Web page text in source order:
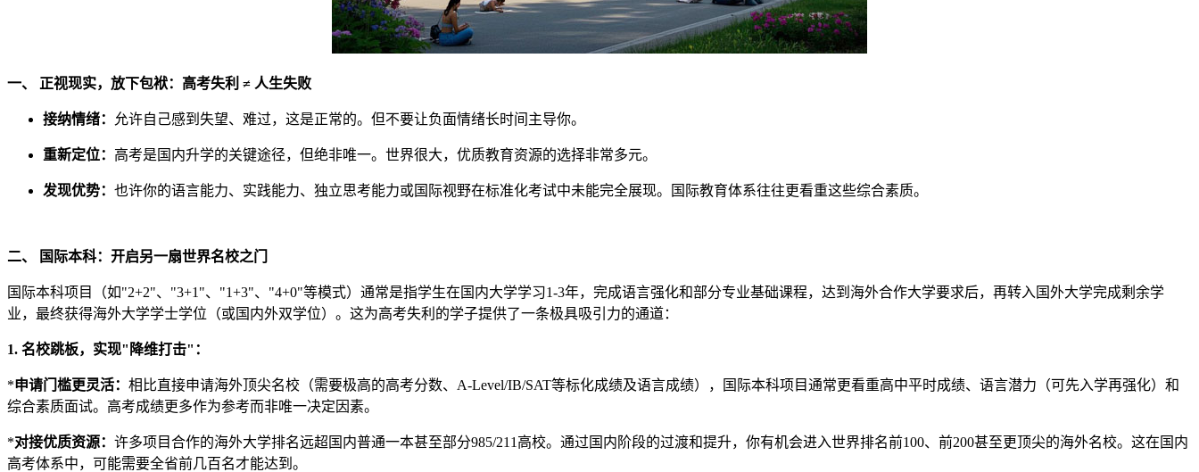
一、 正视现实，放下包袱：高考失利 ≠ 人生失败
接纳情绪： 允许自己感到失望、难过，这是正常的。但不要让负面情绪长时间主导你。
重新定位： 高考是国内升学的关键途径，但绝非唯一。世界很大，优质教育资源的选择非常多元。
发现优势： 也许你的语言能力、实践能力、独立思考能力或国际视野在标准化考试中未能完全展现。国际教育体系往往更看重这些综合素质。
二、 国际本科：开启另一扇世界名校之门
国际本科项目（如"2+2"、"3+1"、"1+3"、"4+0"等模式）通常是指学生在国内大学学习1-3年，完成语言强化和部分专业基础课程，达到海外合作大学要求后，再转入国外大学完成剩余学
业，最终获得海外大学学士学位（或国内外双学位）。这为高考失利的学子提供了一条极具吸引力的通道：
1. 名校跳板，实现"降维打击"：
*申请门槛更灵活： 相比直接申请海外顶尖名校（需要极高的高考分数、A-Level/IB/SAT等标化成绩及语言成绩），国际本科项目通常更看重高中平时成绩、语言潜力（可先入学再强化）和
综合素质面试。高考成绩更多作为参考而非唯一决定因素。
*对接优质资源： 许多项目合作的海外大学排名远超国内普通一本甚至部分985/211高校。通过国内阶段的过渡和提升，你有机会进入世界排名前100、前200甚至更顶尖的海外名校。这在国内
高考体系中，可能需要全省前几百名才能达到。